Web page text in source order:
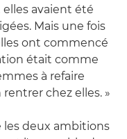
avaient été
Mais une fois
ont commencé
était comme
à refaire
chez elles. »
les deux ambitions